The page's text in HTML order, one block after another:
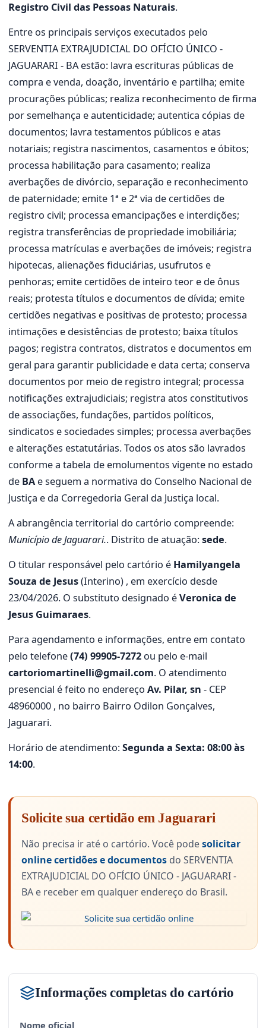
Registro Civil das Pessoas Naturais.
Entre os principais serviços executados pelo
SERVENTIA EXTRAJUDICIAL DO OFÍCIO ÚNICO -
JAGUARARI - BA estão: lavra escrituras públicas de
compra e venda, doação, inventário e partilha; emite
procurações públicas; realiza reconhecimento de firma
por semelhança e autenticidade; autentica cópias de
documentos; lavra testamentos públicos e atas
notariais; registra nascimentos, casamentos e óbitos;
processa habilitação para casamento; realiza
averbações de divórcio, separação e reconhecimento
de paternidade; emite 1ª e 2ª via de certidões de
registro civil; processa emancipações e interdições;
registra transferências de propriedade imobiliária;
processa matrículas e averbações de imóveis; registra
hipotecas, alienações fiduciárias, usufrutos e
penhoras; emite certidões de inteiro teor e de ônus
reais; protesta títulos e documentos de dívida; emite
certidões negativas e positivas de protesto; processa
intimações e desistências de protesto; baixa títulos
pagos; registra contratos, distratos e documentos em
geral para garantir publicidade e data certa; conserva
documentos por meio de registro integral; processa
notificações extrajudiciais; registra atos constitutivos
de associações, fundações, partidos políticos,
sindicatos e sociedades simples; processa averbações
e alterações estatutárias. Todos os atos são lavrados
conforme a tabela de emolumentos vigente no estado
de BA e seguem a normativa do Conselho Nacional de
Justiça e da Corregedoria Geral da Justiça local.
A abrangência territorial do cartório compreende:
Município de Jaguarari.. Distrito de atuação:sede.
O titular responsável pelo cartório é Hamilyangela
Souza de Jesus(Interino) , em exercício desde
23/04/2026. O substituto designado éVeronica de
Jesus Guimaraes.
Para agendamento e informações, entre em contato
pelo telefone(74) 99905-7272 ou pelo e-mail
cartoriomartinelli@gmail.com. O atendimento
presencial é feito no endereço Av. Pilar, sn - CEP
48960000 , no bairro Bairro Odilon Gonçalves,
Jaguarari.
Horário de atendimento:Segunda a Sexta: 08:00 às
14:00.
Solicite sua certidão em Jaguarari
Não precisa ir até o cartório. Você podesolicitar
online certidões e documentos do SERVENTIA
EXTRAJUDICIAL DO OFÍCIO ÚNICO - JAGUARARI -
BA e receber em qualquer endereço do Brasil.
Informações completas do cartório
Nome oficial